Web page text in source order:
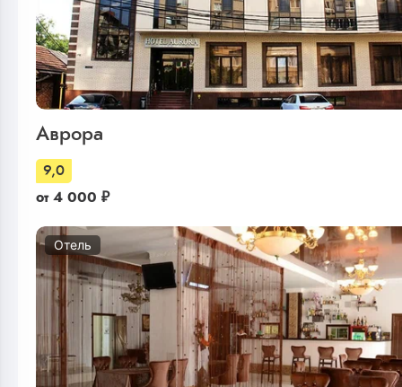
Аврора
9,0
от 4 000 ₽
Отель